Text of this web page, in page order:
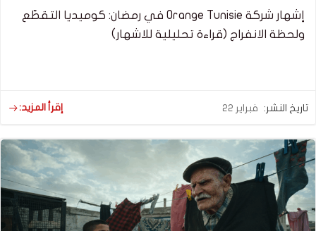
إشهار شركة Orange Tunisie في رمضان: كوميديا التقطّع
ولحظة الانفراج (قراءة تحليلية للاشهار)
تاريخ النشر: فبراير 22 إقرأ المزيد: